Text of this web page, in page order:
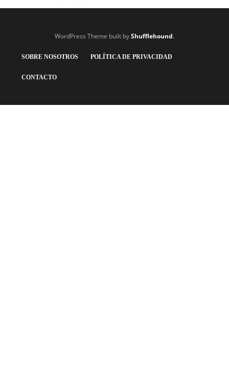
WordPress Theme built byShufflehound.
SOBRE NOSOTROS POLÍTICA DE PRIVACIDAD
CONTACTO